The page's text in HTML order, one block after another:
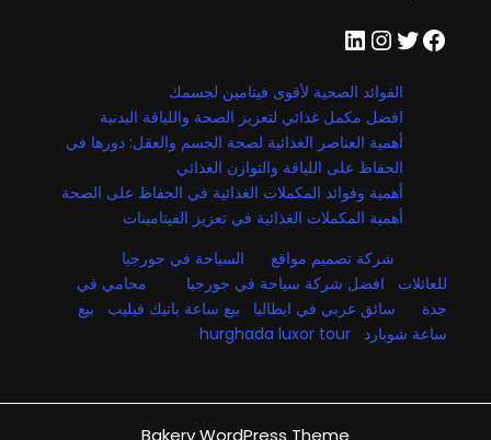
فيسبوك تويتر إنستجرام لينكد إن
الفوائد الصحية لأقوى فيتامين لجسمك
افضل مكمل غذائي لتعزيز الصحة واللياقة البدنية
أهمية العناصر الغذائية لصحة الجسم والعقل: دورها في
الحفاظ على اللياقة والتوازن الغذائي
أهمية وفوائد المكملات الغذائية في الحفاظ على الصحة
أهمية المكملات الغذائية في تعزيز الفيتامينات
شركة تصميم مواقع
السياحة في جورجيا
للعائلات
افضل شركة سياحة في جورجيا
محامي في
جدة
سائق عربي في ايطاليا بيع ساعة باتيك فيليب
بيع
ساعة شوبارد hurghada luxor tour
Bakery WordPress Theme